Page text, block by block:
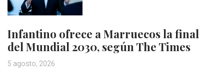
Infantino ofrece a Marruecos la final
del Mundial 2030, según The Times
5 agosto, 2026